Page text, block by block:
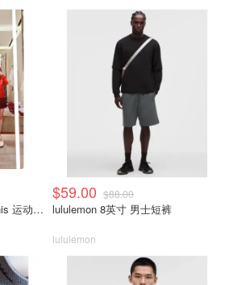
lululemon Court Rival Tennis 运动夹克 女士
$59.00 $88.00
lululemon 8英寸 男士短裤
lululemon